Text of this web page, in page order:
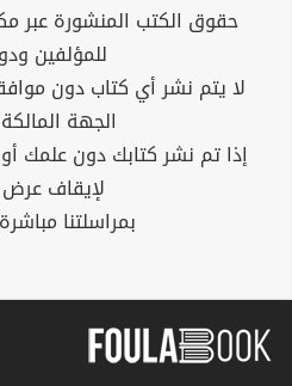
حقوق الكتب المنشورة عبر
للمؤلفين
لا يتم نشر أي كتاب دون
الجهة
إذا تم نشر كتابك دون علمك
لإيقاف عرض
بمراسلتنا